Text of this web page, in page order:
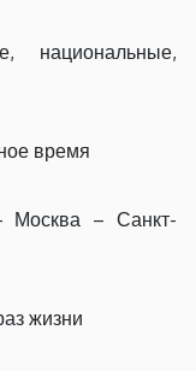
национальные,
время
Москва – Санкт-
жизни